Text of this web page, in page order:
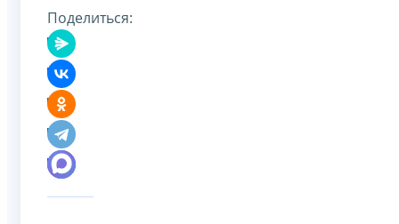
Поделиться: